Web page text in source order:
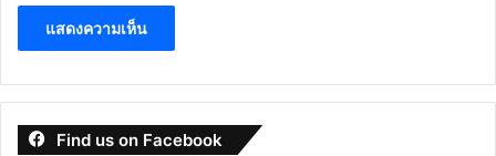
Find us on Facebook